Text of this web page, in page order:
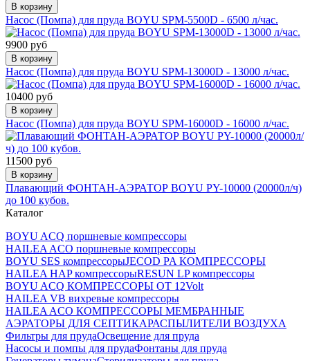
В корзину
Насос (Помпа) для пруда BOYU SPM-5500D - 6500 л/час.
9900 руб
В корзину
Насос (Помпа) для пруда BOYU SPM-13000D - 13000 л/час.
10400 руб
В корзину
Насос (Помпа) для пруда BOYU SPM-16000D - 16000 л/час.
11500 руб
В корзину
Плавающий ФОНТАН-АЭРАТОР BOYU PY-10000 (20000л/ч)
до 100 кубов.
Каталог
BOYU ACQ поршневые компрессоры
HAILEA ACO поршневые компрессоры
BOYU SES компрессорыJECOD PA КОМПРЕССОРЫ
HAILEA HAP компрессорыRESUN LP компрессоры
BOYU ACQ КОМПРЕССОРЫ ОТ 12Volt
HAILEA VB вихревые компрессоры
HAILEA ACO КОМПРЕССОРЫ МЕМБРАННЫЕ
АЭРАТОРЫ ДЛЯ СЕПТИКАРАСПЫЛИТЕЛИ ВОЗДУХА
Фильтры для прудаОсвещение для пруда
Насосы и помпы для прудаФонтаны для пруда